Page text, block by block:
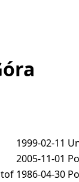
1999-02-11
2005-11-01
1986-04-30